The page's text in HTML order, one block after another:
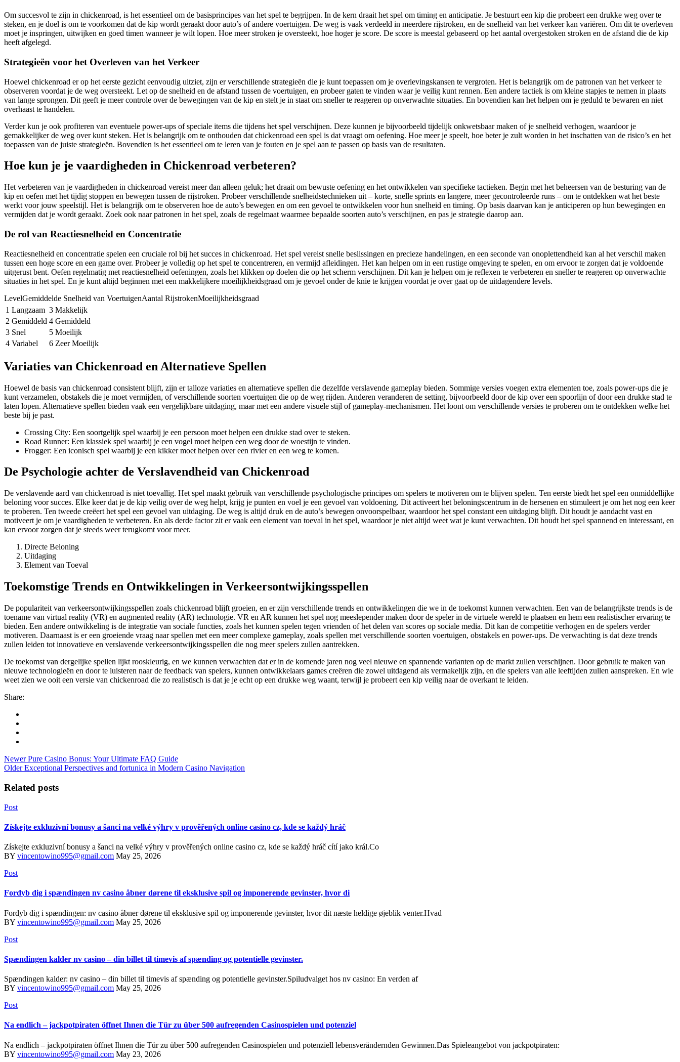
Om succesvol te zijn in chickenroad, is het essentieel om de basisprincipes van het spel te begrijpen. In de kern draait het spel om timing en anticipatie. Je bestuurt een kip die probeert een drukke weg over te
steken, en je doel is om te voorkomen dat de kip wordt geraakt door auto’s of andere voertuigen. De weg is vaak verdeeld in meerdere rijstroken, en de snelheid van het verkeer kan variëren. Om dit te overleven
moet je inspringen, uitwijken en goed timen wanneer je wilt lopen. Hoe meer stroken je oversteekt, hoe hoger je score. De score is meestal gebaseerd op het aantal overgestoken stroken en de afstand die de kip
heeft afgelegd.
Strategieën voor het Overleven van het Verkeer
Hoewel chickenroad er op het eerste gezicht eenvoudig uitziet, zijn er verschillende strategieën die je kunt toepassen om je overlevingskansen te vergroten. Het is belangrijk om de patronen van het verkeer te
observeren voordat je de weg oversteekt. Let op de snelheid en de afstand tussen de voertuigen, en probeer gaten te vinden waar je veilig kunt rennen. Een andere tactiek is om kleine stapjes te nemen in plaats
van lange sprongen. Dit geeft je meer controle over de bewegingen van de kip en stelt je in staat om sneller te reageren op onverwachte situaties. En bovendien kan het helpen om je geduld te bewaren en niet
overhaast te handelen.
Verder kun je ook profiteren van eventuele power-ups of speciale items die tijdens het spel verschijnen. Deze kunnen je bijvoorbeeld tijdelijk onkwetsbaar maken of je snelheid verhogen, waardoor je
gemakkelijker de weg over kunt steken. Het is belangrijk om te onthouden dat chickenroad een spel is dat vraagt om oefening. Hoe meer je speelt, hoe beter je zult worden in het inschatten van de risico’s en het
toepassen van de juiste strategieën. Bovendien is het essentieel om te leren van je fouten en je spel aan te passen op basis van de resultaten.
Hoe kun je je vaardigheden in Chickenroad verbeteren?
Het verbeteren van je vaardigheden in chickenroad vereist meer dan alleen geluk; het draait om bewuste oefening en het ontwikkelen van specifieke tactieken. Begin met het beheersen van de besturing van de
kip en oefen met het tijdig stoppen en bewegen tussen de rijstroken. Probeer verschillende snelheidstechnieken uit – korte, snelle sprints en langere, meer gecontroleerde runs – om te ontdekken wat het beste
werkt voor jouw speelstijl. Het is belangrijk om te observeren hoe de auto’s bewegen en om een gevoel te ontwikkelen voor hun snelheid en timing. Op basis daarvan kan je anticiperen op hun bewegingen en
vermijden dat je wordt geraakt. Zoek ook naar patronen in het spel, zoals de regelmaat waarmee bepaalde soorten auto’s verschijnen, en pas je strategie daarop aan.
De rol van Reactiesnelheid en Concentratie
Reactiesnelheid en concentratie spelen een cruciale rol bij het succes in chickenroad. Het spel vereist snelle beslissingen en precieze handelingen, en een seconde van onoplettendheid kan al het verschil maken
tussen een hoge score en een game over. Probeer je volledig op het spel te concentreren, en vermijd afleidingen. Het kan helpen om in een rustige omgeving te spelen, en om ervoor te zorgen dat je voldoende
uitgerust bent. Oefen regelmatig met reactiesnelheid oefeningen, zoals het klikken op doelen die op het scherm verschijnen. Dit kan je helpen om je reflexen te verbeteren en sneller te reageren op onverwachte
situaties in het spel. En je kunt altijd beginnen met een makkelijkere moeilijkheidsgraad om je gevoel onder de knie te krijgen voordat je over gaat op de uitdagendere levels.
LevelGemiddelde Snelheid van VoertuigenAantal RijstrokenMoeilijkheidsgraad
1 Langzaam 3 Makkelijk
2 Gemiddeld 4 Gemiddeld
3 Snel 5 Moeilijk
4 Variabel 6 Zeer Moeilijk
Variaties van Chickenroad en Alternatieve Spellen
Hoewel de basis van chickenroad consistent blijft, zijn er talloze variaties en alternatieve spellen die dezelfde verslavende gameplay bieden. Sommige versies voegen extra elementen toe, zoals power-ups die je
kunt verzamelen, obstakels die je moet vermijden, of verschillende soorten voertuigen die op de weg rijden. Anderen veranderen de setting, bijvoorbeeld door de kip over een spoorlijn of door een drukke stad te
laten lopen. Alternatieve spellen bieden vaak een vergelijkbare uitdaging, maar met een andere visuele stijl of gameplay-mechanismen. Het loont om verschillende versies te proberen om te ontdekken welke het
beste bij je past.
Crossing City: Een soortgelijk spel waarbij je een persoon moet helpen een drukke stad over te steken.
Road Runner: Een klassiek spel waarbij je een vogel moet helpen een weg door de woestijn te vinden.
Frogger: Een iconisch spel waarbij je een kikker moet helpen over een rivier en een weg te komen.
De Psychologie achter de Verslavendheid van Chickenroad
De verslavende aard van chickenroad is niet toevallig. Het spel maakt gebruik van verschillende psychologische principes om spelers te motiveren om te blijven spelen. Ten eerste biedt het spel een onmiddellijke
beloning voor succes. Elke keer dat je de kip veilig over de weg helpt, krijg je punten en voel je een gevoel van voldoening. Dit activeert het beloningscentrum in de hersenen en stimuleert je om het nog een keer
te proberen. Ten tweede creëert het spel een gevoel van uitdaging. De weg is altijd druk en de auto’s bewegen onvoorspelbaar, waardoor het spel constant een uitdaging blijft. Dit houdt je aandacht vast en
motiveert je om je vaardigheden te verbeteren. En als derde factor zit er vaak een element van toeval in het spel, waardoor je niet altijd weet wat je kunt verwachten. Dit houdt het spel spannend en interessant, en
kan ervoor zorgen dat je steeds weer terugkomt voor meer.
Directe Beloning
Uitdaging
Element van Toeval
Toekomstige Trends en Ontwikkelingen in Verkeersontwijkingsspellen
De populariteit van verkeersontwijkingsspellen zoals chickenroad blijft groeien, en er zijn verschillende trends en ontwikkelingen die we in de toekomst kunnen verwachten. Een van de belangrijkste trends is de
toename van virtual reality (VR) en augmented reality (AR) technologie. VR en AR kunnen het spel nog meeslepender maken door de speler in de virtuele wereld te plaatsen en hem een realistischer ervaring te
bieden. Een andere ontwikkeling is de integratie van sociale functies, zoals het kunnen spelen tegen vrienden of het delen van scores op sociale media. Dit kan de competitie verhogen en de spelers verder
motiveren. Daarnaast is er een groeiende vraag naar spellen met een meer complexe gameplay, zoals spellen met verschillende soorten voertuigen, obstakels en power-ups. De verwachting is dat deze trends
zullen leiden tot innovatieve en verslavende verkeersontwijkingsspellen die nog meer spelers zullen aantrekken.
De toekomst van dergelijke spellen lijkt rooskleurig, en we kunnen verwachten dat er in de komende jaren nog veel nieuwe en spannende varianten op de markt zullen verschijnen. Door gebruik te maken van
nieuwe technologieën en door te luisteren naar de feedback van spelers, kunnen ontwikkelaars games creëren die zowel uitdagend als vermakelijk zijn, en die spelers van alle leeftijden zullen aanspreken. En wie
weet zien we ooit een versie van chickenroad die zo realistisch is dat je je echt op een drukke weg waant, terwijl je probeert een kip veilig naar de overkant te leiden.
Share:
Newer Pure Casino Bonus: Your Ultimate FAQ Guide
Older Exceptional Perspectives and fortunica in Modern Casino Navigation
Related posts
Post
Získejte exkluzivní bonusy a šanci na velké výhry v prověřených online casino cz, kde se každý hráč
Získejte exkluzivní bonusy a šanci na velké výhry v prověřených online casino cz, kde se každý hráč cítí jako král.Co
BY vincentowino995@gmail.com May 25, 2026
Post
Fordyb dig i spændingen nv casino åbner dørene til eksklusive spil og imponerende gevinster, hvor di
Fordyb dig i spændingen: nv casino åbner dørene til eksklusive spil og imponerende gevinster, hvor dit næste heldige øjeblik venter.Hvad
BY vincentowino995@gmail.com May 25, 2026
Post
Spændingen kalder nv casino – din billet til timevis af spænding og potentielle gevinster.
Spændingen kalder: nv casino – din billet til timevis af spænding og potentielle gevinster.Spiludvalget hos nv casino: En verden af
BY vincentowino995@gmail.com May 25, 2026
Post
Na endlich – jackpotpiraten öffnet Ihnen die Tür zu über 500 aufregenden Casinospielen und potenziel
Na endlich – jackpotpiraten öffnet Ihnen die Tür zu über 500 aufregenden Casinospielen und potenziell lebensverändernden Gewinnen.Das Spieleangebot von jackpotpiraten:
BY vincentowino995@gmail.com May 23, 2026